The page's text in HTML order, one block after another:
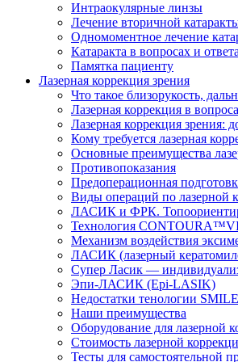
Интраокулярные линзы
Лечение вторичной
Одномоментное лечение
Катаракта в вопросах и
Памятка пациенту
Лазерная коррекция зрения
Что такое близорукость,
Лазерная коррекция в
Лазерная коррекция зрения:
Кому требуется лазерная
Основные преимущества
Противопоказания
Предоперационная
Виды операций по лазерной
ЛАСИК и ФРК.
Технология
Механизм воздействия
ЛАСИК (лазерный
Супер Ласик —
Эпи-ЛАСИК (Epi-LASIK)
Недостатки тенологии
Наши преимущества
Оборудование для лазерной
Стоимость лазерной
Тесты для самостоятельной